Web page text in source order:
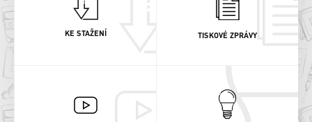
KE STAŽENÍ TISKOVÉ ZPRÁVY